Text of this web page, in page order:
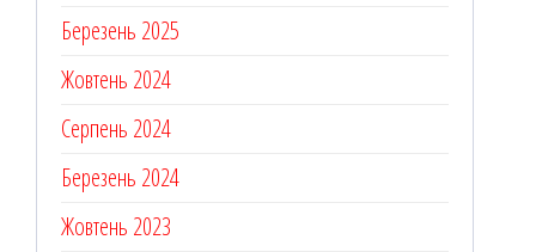
Березень 2025
Жовтень 2024
Серпень 2024
Березень 2024
Жовтень 2023